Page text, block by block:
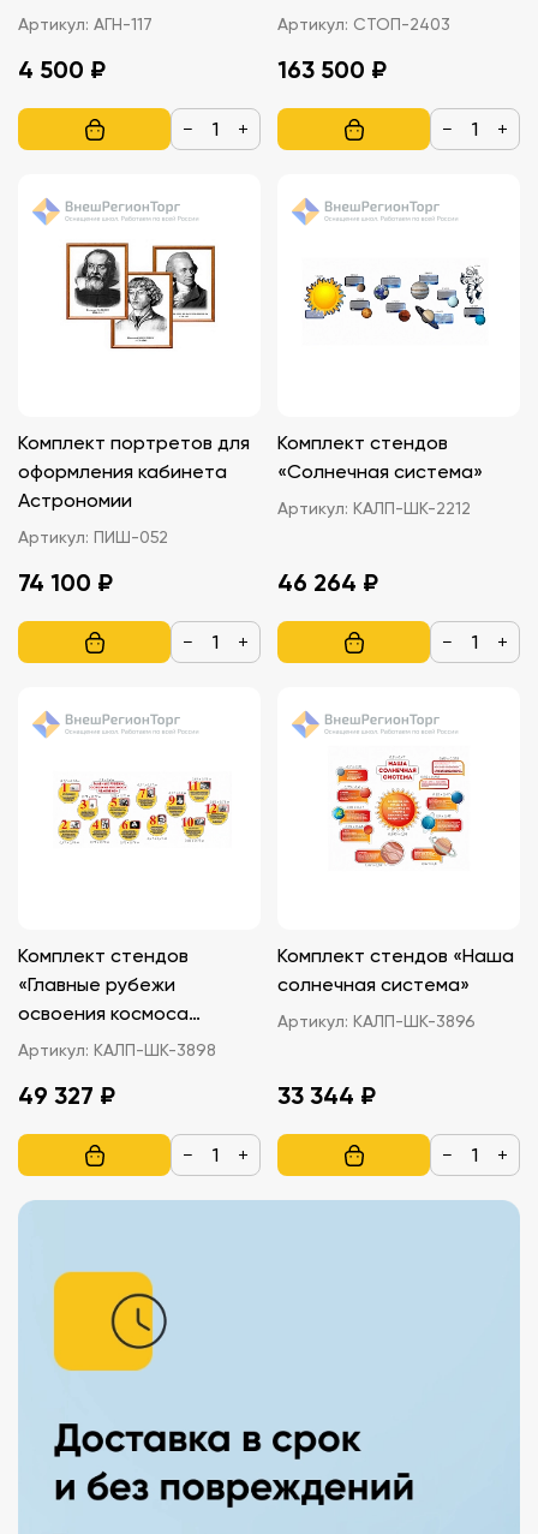
Артикул: АГН-117
4 500 ₽
− +
Артикул: СТОП-2403
163 500 ₽
− +
Комплект портретов для
оформления кабинета
Астрономии
Артикул: ПИШ-052
74 100 ₽
− +
Комплект стендов
«Солнечная система»
Артикул: КАЛП-ШК-2212
46 264 ₽
− +
Комплект стендов
«Главные рубежи
освоения космоса
человеком»
Артикул: КАЛП-ШК-3898
49 327 ₽
− +
Комплект стендов «Наша
солнечная система»
Артикул: КАЛП-ШК-3896
33 344 ₽
− +